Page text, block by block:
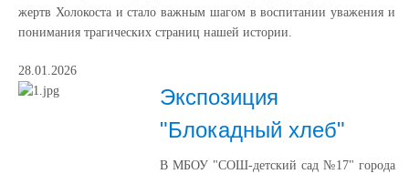
жертв Холокоста и стало важным шагом в воспитании уважения и
понимания трагических страниц нашей истории.
28.01.2026
Экспозиция
"Блокадный хлеб"
В МБОУ "СОШ-детский сад №17" города